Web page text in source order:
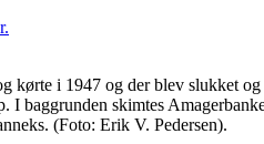
kørte i 1947 og der blev slukket
I baggrunden skimtes
(Foto: Erik V. Pedersen).